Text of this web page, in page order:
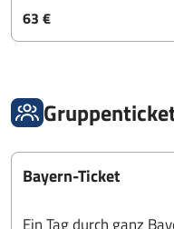
63 €
Bayern-Ticket